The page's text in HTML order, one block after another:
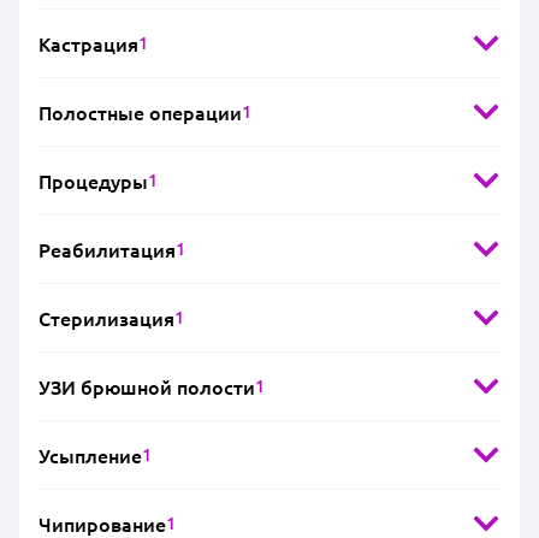
Кастрация1
Полостные операции1
Процедуры1
Реабилитация1
Стерилизация1
УЗИ брюшной полости1
Усыпление1
Чипирование1